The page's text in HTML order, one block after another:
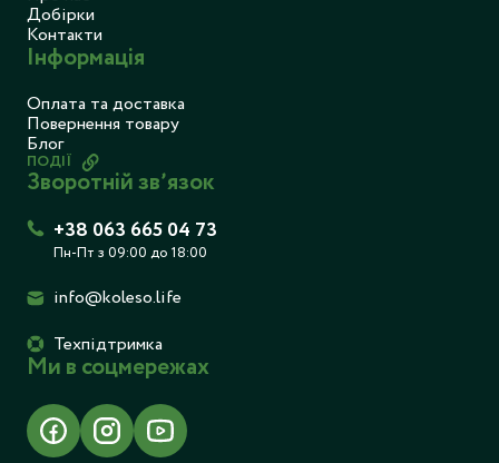
Добірки
Контакти
Інформація
Оплата та доставка
Повернення товару
Блог
ПОДІЇ
Зворотній звʼязок
+38 063 665 04 73
Пн-Пт з 09:00 до 18:00
info@koleso.life
Техпідтримка
Ми в соцмережах